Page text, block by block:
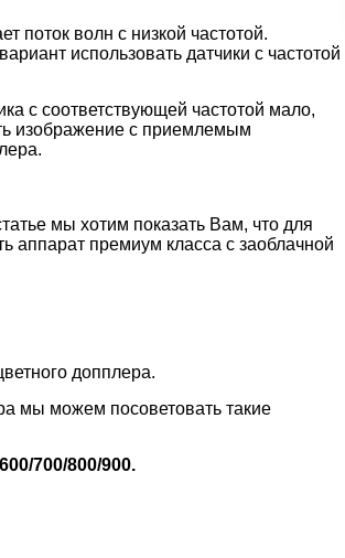
поток волн с низкой частотой.
использовать датчики с частотой
с соответствующей частотой мало,
изображение с приемлемым
мы хотим показать Вам, что для
аппарат премиум класса с заоблачной
допплера.
мы можем посоветовать такие
700/800/900.